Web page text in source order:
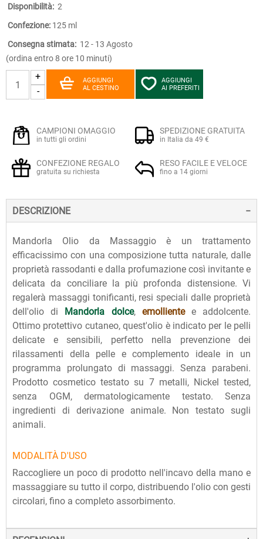
Disponibilità: 2
Confezione: 125 ml
Consegna stimata: 12 - 13 Agosto
(ordina entro 8 ore 10 minuti)
+
-
AGGIUNGI
AL CESTINO
AGGIUNGI
AI PREFERITI
CAMPIONI OMAGGIO
in tutti gli ordini
SPEDIZIONE GRATUITA
in Italia da 49 €
CONFEZIONE REGALO
gratuita su richiesta
RESO FACILE E VELOCE
fino a 14 giorni
DESCRIZIONE
Mandorla Olio da Massaggio è un trattamento
efficacissimo con una composizione tutta naturale, dalle
proprietà rassodanti e dalla profumazione così invitante e
delicata da conciliare la più profonda distensione. Vi
regalerà massaggi tonificanti, resi speciali dalle proprietà
dell'olio di
Mandorla dolce, emollientee addolcente.
Ottimo protettivo cutaneo, quest'olio è indicato per le pelli
delicate e sensibili, perfetto nella prevenzione dei
rilassamenti della pelle e complemento ideale in un
programma prolungato di massaggi. Senza parabeni.
Prodotto cosmetico testato su 7 metalli, Nickel tested,
senza OGM, dermatologicamente testato. Senza
ingredienti di derivazione animale. Non testato sugli
animali.
MODALITÀ D'USO
Raccogliere un poco di prodotto nell'incavo della mano e
massaggiare su tutto il corpo, distribuendo l'olio con gesti
circolari, fino a completo assorbimento.